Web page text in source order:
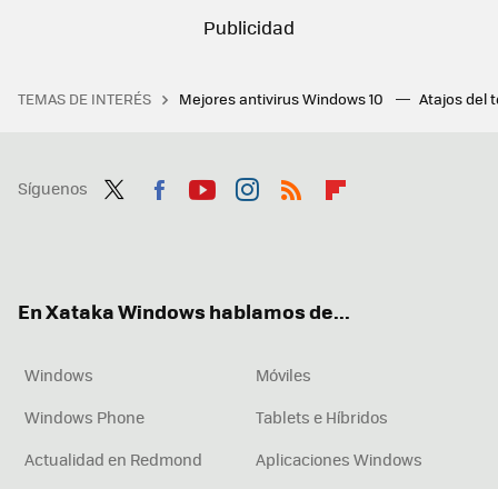
TEMAS DE INTERÉS Mejores antivirus Windows 10 Atajos del
Síguenos
En Xataka Windows hablamos de...
Windows
Móviles
Windows Phone
Tablets e Híbridos
Actualidad en Redmond
Aplicaciones Windows